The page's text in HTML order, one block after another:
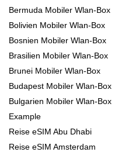
Bermuda Mobiler Wlan-Box
Bolivien Mobiler Wlan-Box
Bosnien Mobiler Wlan-Box
Brasilien Mobiler Wlan-Box
Brunei Mobiler Wlan-Box
Budapest Mobiler Wlan-Box
Bulgarien Mobiler Wlan-Box
Example
Reise eSIM Abu Dhabi
Reise eSIM Amsterdam